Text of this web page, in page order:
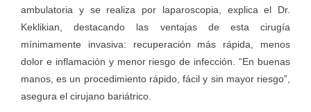
ambulatoria y se realiza por laparoscopia, explica el Dr.
Keklikian, destacando las ventajas de esta cirugía
mínimamente invasiva: recuperación más rápida, menos
dolor e inflamación y menor riesgo de infección. “En buenas
manos, es un procedimiento rápido, fácil y sin mayor riesgo”,
asegura el cirujano bariátrico.